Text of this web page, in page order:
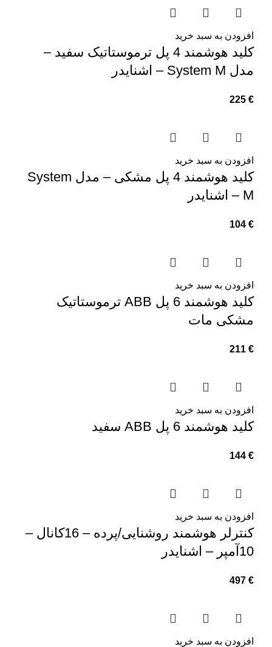
افزودن به سبد خرید
کلید هوشمند 4 پل ترموستاتیک سفید –
مدل System M – اشنایدر
225 €
افزودن به سبد خرید
کلید هوشمند 4 پل مشکی – مدل System
M – اشنایدر
104 €
افزودن به سبد خرید
کلید هوشمند 6 پل ABB ترموستاتیک
مشکی مات
211 €
افزودن به سبد خرید
کلید هوشمند 6 پل ABB سفید
144 €
افزودن به سبد خرید
کنترلر هوشمند روشنایی/پرده – 16کانال –
10آمپر – اشنایدر
497 €
افزودن به سبد خرید